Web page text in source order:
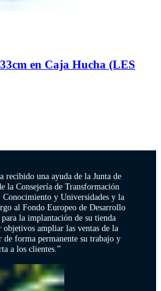
en Caja Hucha (LES
recibido una ayuda de la Junta de
la Consejería de Transformación
y Universidades y la
al Fondo Europeo de Desarrollo
la implantación de su tienda
ampliar las ventas de la
de forma permanente su trabajo y
a los clientes.”